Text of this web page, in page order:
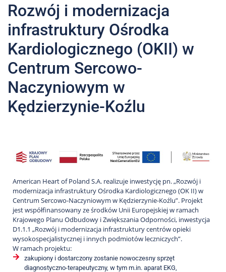
Rozwój i modernizacja
infrastruktury Ośrodka
Kardiologicznego (OKII) w
Centrum Sercowo-
Naczyniowym w
Kędzierzynie-Koźlu
American Heart of Poland S.A. realizuje inwestycję pn. „Rozwój i
modernizacja infrastruktury Ośrodka Kardiologicznego (OK II) w
Centrum Sercowo-Naczyniowym w Kędzierzynie-Koźlu”. Projekt
jest współfinansowany ze środków Unii Europejskiej w ramach
Krajowego Planu Odbudowy i Zwiększania Odporności, inwestycja
D1.1.1 „Rozwój i modernizacja infrastruktury centrów opieki
wysokospecjalistycznej i innych podmiotów leczniczych”.
W ramach projektu:
zakupiony i dostarczony zostanie nowoczesny sprzęt
diagnostyczno-terapeutyczny, w tym m.in. aparat EKG,